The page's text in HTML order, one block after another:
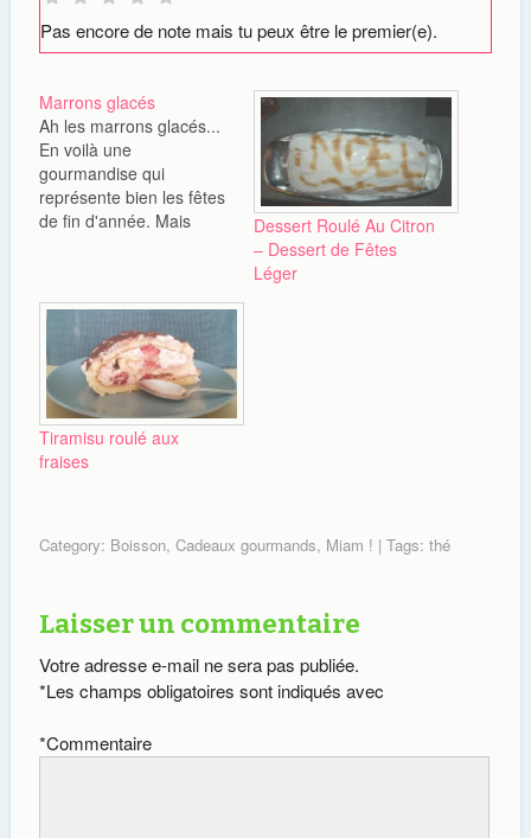
Pas encore de note mais tu peux être le premier(e).
Marrons glacés
Ah les marrons glacés...
En voilà une
gourmandise qui
représente bien les fêtes
de fin d'année. Mais
d'âpres recherches sur la
toile je me suis lancée
dans la réalisation
maison en suivant la
recette de Sucrissime.
Première surprise ce…
Dessert Roulé Au Citron
– Dessert de Fêtes
Léger
Tiramisu roulé aux
fraises
Category: Boisson, Cadeaux gourmands, Miam ! | Tags: thé
Laisser un commentaire
Votre adresse e-mail ne sera pas publiée.
Les champs obligatoires sont indiqués avec
*
Commentaire
*